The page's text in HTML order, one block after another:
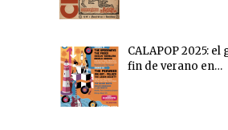
CALAPOP 2025: el
fin de verano en…